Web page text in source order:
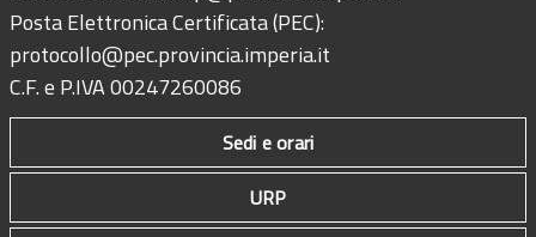
Posta Elettronica Certificata (PEC):
protocollo@pec.provincia.imperia.it
C.F. e P.IVA 00247260086
Sedi e orari
URP